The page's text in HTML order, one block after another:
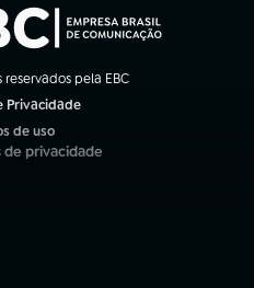
pela EBC
Privacidade
de uso
nova aba)
privacidade